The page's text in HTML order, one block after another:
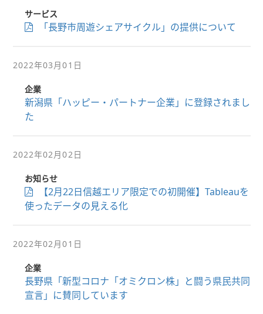
サービス
「長野市周遊シェアサイクル」の提供について
2022年03月01日
企業
新潟県「ハッピー・パートナー企業」に登録されまし
た
2022年02月02日
お知らせ
【2月22日信越エリア限定での初開催】Tableauを
使ったデータの見える化
2022年02月01日
企業
長野県「新型コロナ「オミクロン株」と闘う県民共同
宣言」に賛同しています